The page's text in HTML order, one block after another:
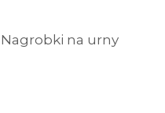
Nagrobki na urny